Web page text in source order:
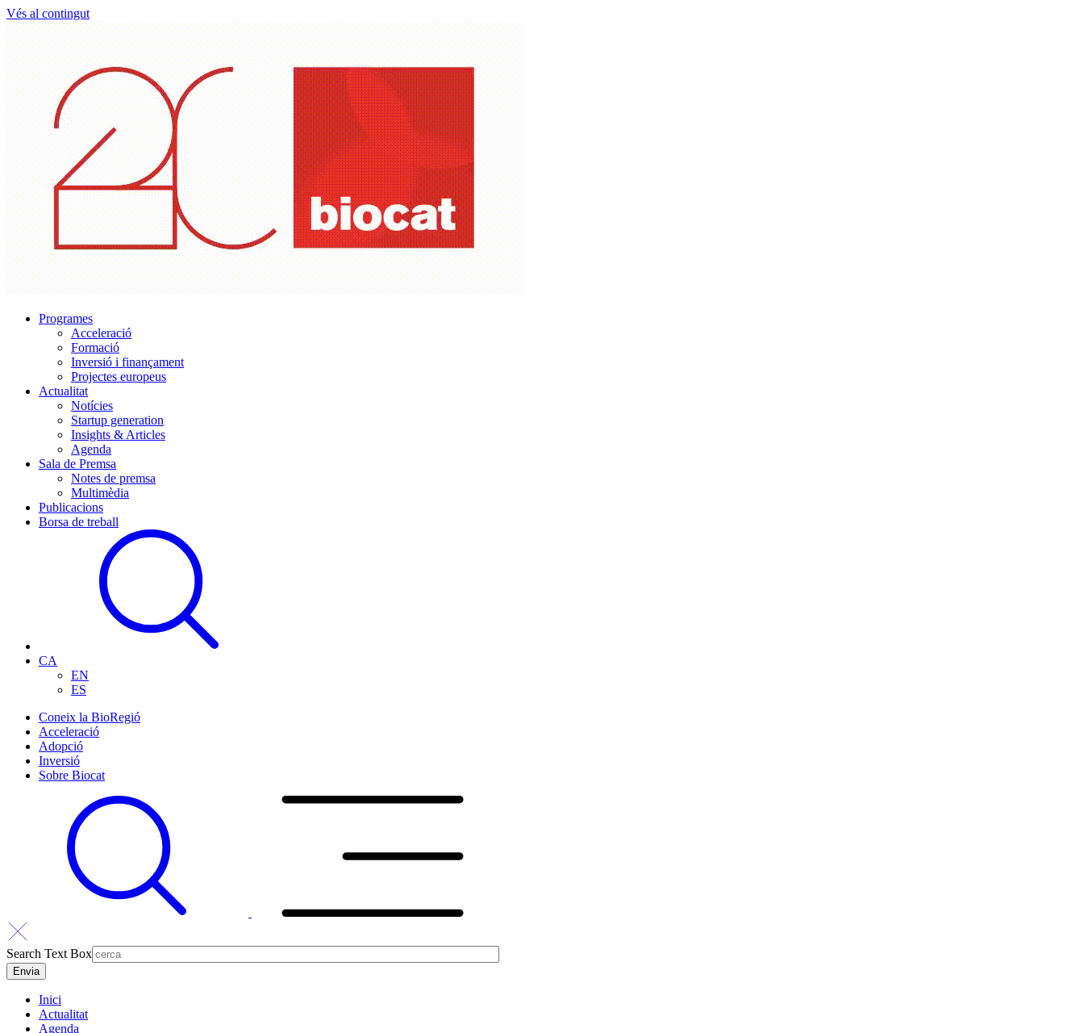
Vés al contingut
Programes
Acceleració
Formació
Inversió i finançament
Projectes europeus
Actualitat
Notícies
Startup generation
Insights & Articles
Agenda
Sala de Premsa
Notes de premsa
Multimèdia
Publicacions
Borsa de treball
CA
EN
ES
Coneix la BioRegió
Acceleració
Adopció
Inversió
Sobre Biocat
Search Text Box
Inici
Actualitat
Agenda